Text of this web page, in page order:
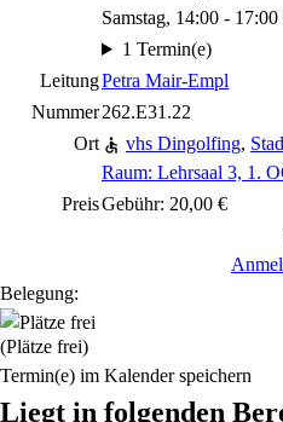
Samstag, 14:00 -
1 Termin(e)
LeitungPetra Mair-Empl
Nummer262.E31.22
Ort
vhs Dingolfing,
Raum: Lehrsaal 3, 1.
PreisGebühr: 20,00 €
Belegung:
(Plätze frei)
Termin(e) im Kalender speichern
Liegt in folgenden